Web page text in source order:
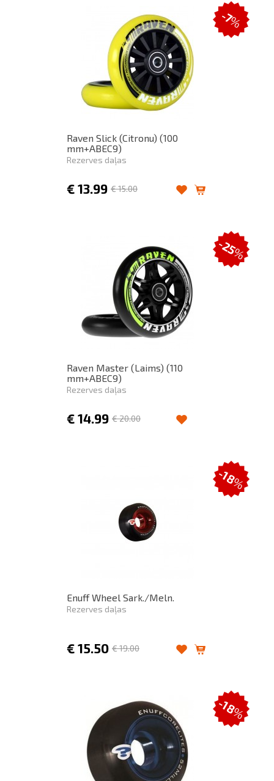
Raven Slick (Citronu) (100
mm+ABEC9)
Rezerves daļas
€ 13.99 €15.00
-7%
Raven Master (Laims) (110
mm+ABEC9)
Rezerves daļas
€ 14.99 €20.00
-25%
Enuff Wheel Sark./Meln.
Rezerves daļas
€ 15.50 €19.00
-18%
-18%